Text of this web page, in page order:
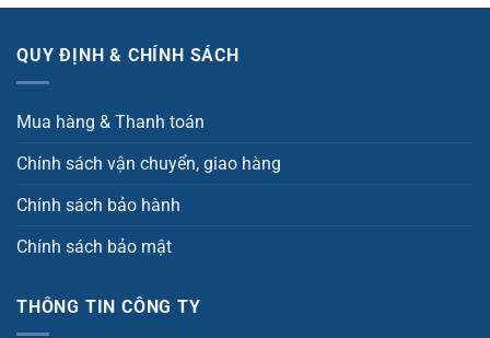
QUY ĐỊNH & CHÍNH SÁCH
Mua hàng & Thanh toán
Chính sách vận chuyển, giao hàng
Chính sách bảo hành
Chính sách bảo mật
THÔNG TIN CÔNG TY